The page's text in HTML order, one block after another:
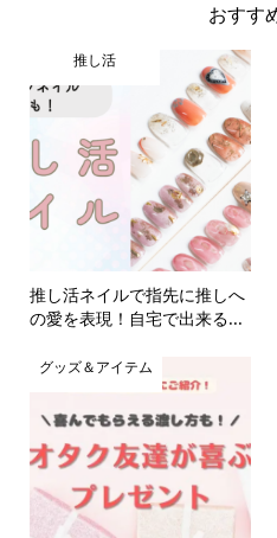
おすす
推し活
推し活ネイルで指先に推しへ
の愛を表現！自宅で出来る...
グッズ＆アイテム